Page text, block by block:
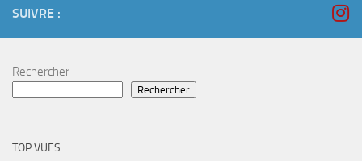
SUIVRE :
Rechercher
Rechercher
TOP VUES